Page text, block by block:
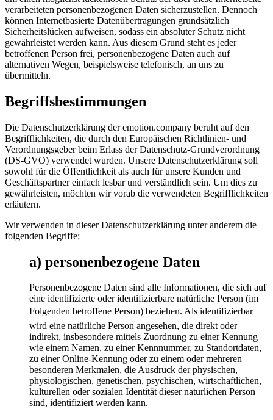
verarbeiteten personenbezogenen Daten sicherzustellen. Dennoch
können Internetbasierte Datenübertragungen grundsätzlich
Sicherheitslücken aufweisen, sodass ein absoluter Schutz nicht
gewährleistet werden kann. Aus diesem Grund steht es jeder
betroffenen Person frei, personenbezogene Daten auch auf
alternativen Wegen, beispielsweise telefonisch, an uns zu
übermitteln.
Begriffsbestimmungen
Die Datenschutzerklärung der emotion.company beruht auf den
Begrifflichkeiten, die durch den Europäischen Richtlinien- und
Verordnungsgeber beim Erlass der Datenschutz-Grundverordnung
(DS-GVO) verwendet wurden. Unsere Datenschutzerklärung soll
sowohl für die Öffentlichkeit als auch für unsere Kunden und
Geschäftspartner einfach lesbar und verständlich sein. Um dies zu
gewährleisten, möchten wir vorab die verwendeten Begrifflichkeiten
erläutern.
Wir verwenden in dieser Datenschutzerklärung unter anderem die
folgenden Begriffe:
a) personenbezogene Daten
Personenbezogene Daten sind alle Informationen, die sich auf
eine identifizierte oder identifizierbare natürliche Person (im
Folgenden betroffene Person) beziehen. Als identifizierbar
wird eine natürliche Person angesehen, die direkt oder
indirekt, insbesondere mittels Zuordnung zu einer Kennung
wie einem Namen, zu einer Kennnummer, zu Standortdaten,
zu einer Online-Kennung oder zu einem oder mehreren
besonderen Merkmalen, die Ausdruck der physischen,
physiologischen, genetischen, psychischen, wirtschaftlichen,
kulturellen oder sozialen Identität dieser natürlichen Person
sind, identifiziert werden kann.